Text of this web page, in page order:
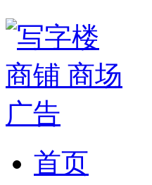
首页